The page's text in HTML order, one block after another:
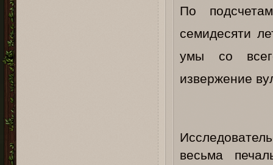
По
семидесяти
умы со
извержение
весьма